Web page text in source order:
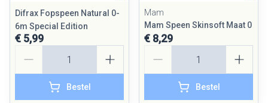
Difrax Fopspeen Natural 0-
6m Special Edition
€ 5,99
Bestel
Mam
Mam Speen Skinsoft Maat 0
€ 8,29
Bestel